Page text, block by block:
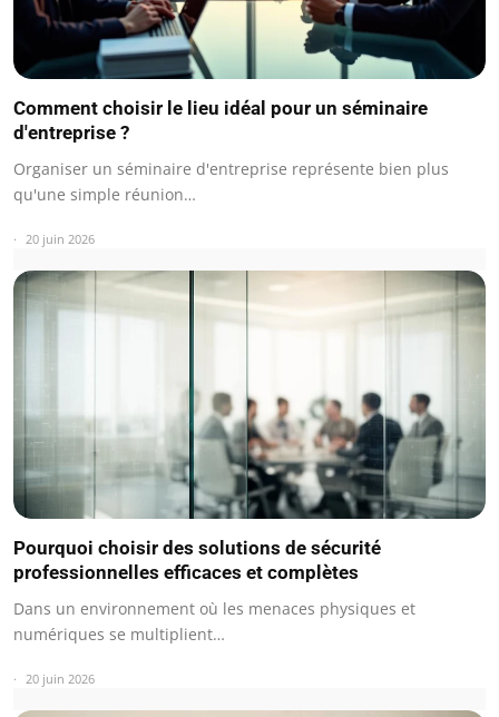
Comment choisir le lieu idéal pour un séminaire
d'entreprise ?
Organiser un séminaire d'entreprise représente bien plus
qu'une simple réunion…
20 juin 2026
Pourquoi choisir des solutions de sécurité
professionnelles efficaces et complètes
Dans un environnement où les menaces physiques et
numériques se multiplient…
20 juin 2026